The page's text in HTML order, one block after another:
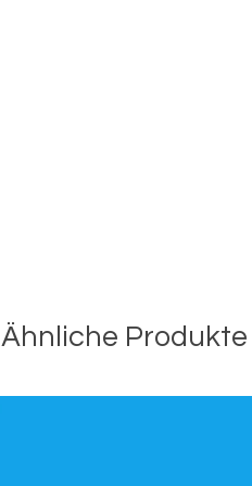
Ähnliche Produkte